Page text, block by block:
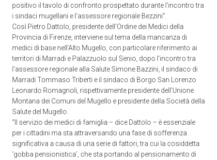
positivo il tavolo di confronto prospettato durante l’incontro tra
i sindaci mugellani e l’assessore regionale Bezzini”.
Così Pietro Dattolo, presidente dell’Ordine dei Medici della
Provincia di Firenze, interviene sul tema della mancanza di
medici di base nell’Alto Mugello, con particolare riferimento ai
territori di Marradi e Palazzuolo sul Senio, dopo l’incontro tra
l’assessore regionale alla Salute Simone Bazzini, il sindaco di
Marradi Tommaso Triberti e il sindaco di Borgo San Lorenzo
Leonardo Romagnoli, rispettivamente presidente dell’Unione
Montana dei Comuni del Mugello e presidente della Società della
Salute del Mugello.
“Il servizio dei medici di famiglia – dice Dattolo – è essenziale
per i cittadini ma sta attraversando una fase di sofferenza
significativa a causa di una serie di fattori, tra cui la cosiddetta
‘gobba pensionistica’, che sta portando al pensionamento di